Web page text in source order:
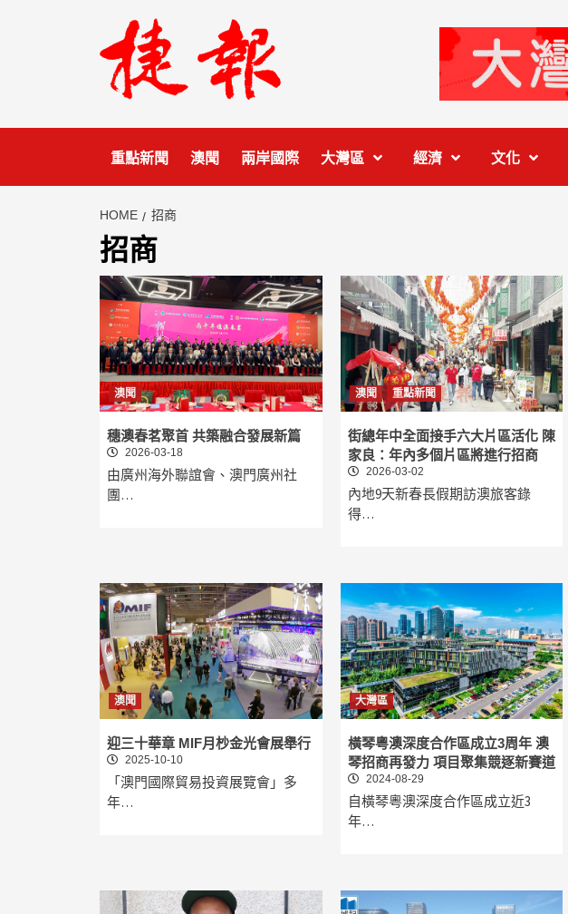
重點新聞 澳聞 兩岸國際 大灣區 經濟 文化
HOME 招商
招商
澳聞
穗澳春茗聚首 共築融合發展新篇
2026-03-18
由廣州海外聯誼會、澳門廣州社
團…
澳聞 重點新聞
街總年中全面接手六大片區活化 陳
家良：年內多個片區將進行招商
2026-03-02
內地9天新春長假期訪澳旅客錄
得…
澳聞
迎三十華章 MIF月杪金光會展舉行
2025-10-10
「澳門國際貿易投資展覽會」多
年…
大灣區
橫琴粵澳深度合作區成立3周年 澳
琴招商再發力 項目聚集競逐新賽道
2024-08-29
自橫琴粵澳深度合作區成立近3
年…